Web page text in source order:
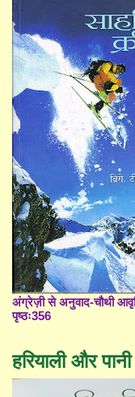
अंग्रेज़ी से अनुवाद-चौथी
पृष्ठः356
हरियाली और पानी